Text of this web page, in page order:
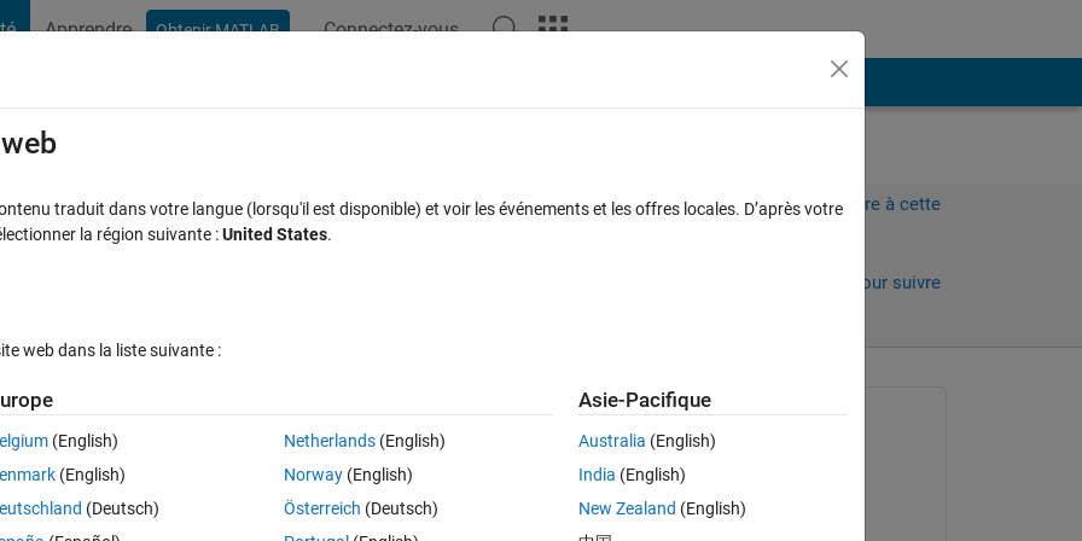
Apprendre Obtenir MATLAB Connectez-vous
computer?
Connectez-vous pour répondre à cette
Connectez-vous pour suivre
the data on my PC and replace the hard drive. Now I am unable to
Yug Dave
le 18 Juil 2019
traduit dans votre langue (lorsqu'il est disponible) et voir les événements et les offres locales. D’après votre
la région suivante :United States.
web dans la liste suivante :
(English)
(English)
(Deutsch)
Netherlands(English)
Norway(English)
Österreich (Deutsch)
Asie-Pacifique
Australia (English)
India (English)
New Zealand (English)